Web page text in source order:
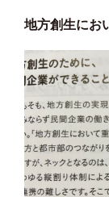
地方創生にお